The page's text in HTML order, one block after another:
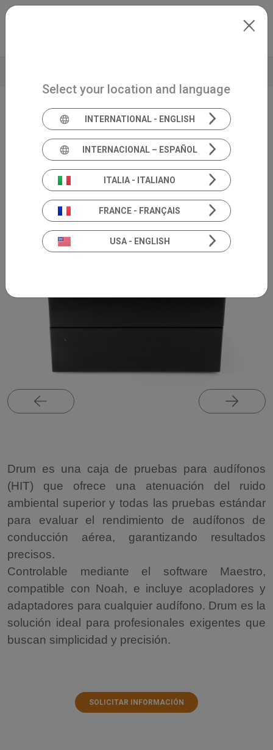
Skip to main content
Caja HIT
Drum
Drum es una caja de pruebas para audífonos
(HIT) que ofrece una atenuación del ruido
ambiental superior y todas las pruebas estándar
para evaluar el rendimiento de audífonos de
conducción aérea, garantizando resultados
precisos.
Controlable mediante el software Maestro,
compatible con Noah, e incluye acopladores y
adaptadores para cualquier audífono. Drum es la
solución ideal para profesionales exigentes que
buscan simplicidad y precisión.
SOLICITAR INFORMACIÓN
Select your location and language
INTERNATIONAL - ENGLISH
INTERNACIONAL – ESPAÑOL
ITALIA - ITALIANO
FRANCE - FRANÇAIS
USA - ENGLISH